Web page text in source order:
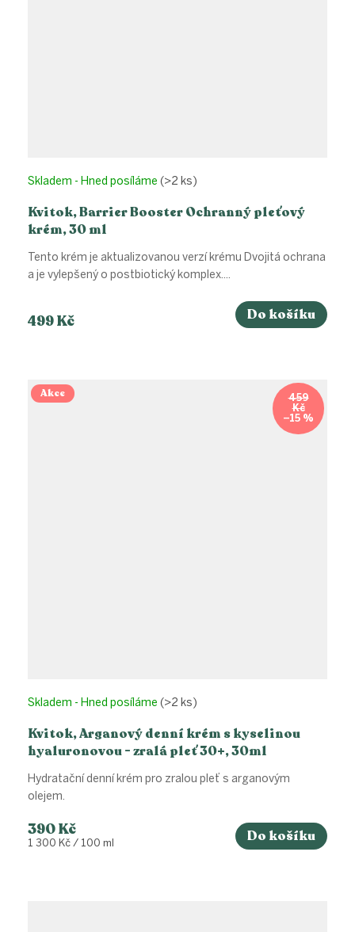
Kvitok, Barrier Booster Ochranný pleťový
krém, 30 ml
Skladem - Hned posíláme (>2 ks)
499 Kč Do košíku
Tento krém je aktualizovanou verzí krému Dvojitá ochrana
a je vylepšený o postbiotický komplex....
Akce
459
Kč
–15 %
Kvitok, Arganový denní krém s kyselinou
hyaluronovou - zralá pleť 30+, 30ml
Skladem - Hned posíláme (>2 ks)
390 Kč
Měrná
1 300 Kč / 100 ml Do košíku
Hydratační denní krém pro zralou pleť s arganovým
olejem.